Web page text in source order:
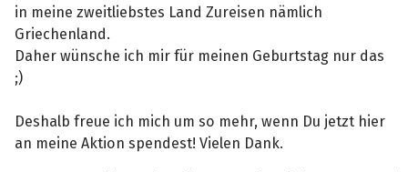
in meine zweitliebstes Land Zureisen nämlich
Griechenland.
Daher wünsche ich mir für meinen Geburtstag nur das
;)
Deshalb freue ich mich um so mehr, wenn Du jetzt hier
an meine Aktion spendest! Vielen Dank.